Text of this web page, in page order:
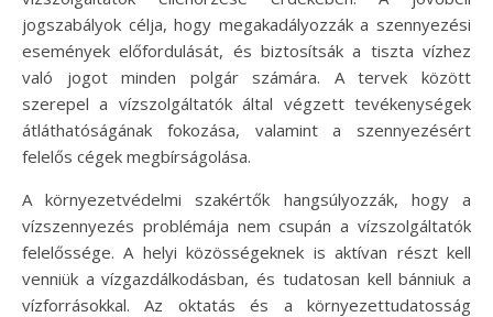
jogszabályok célja, hogy megakadályozzák a szennyezési
események előfordulását, és biztosítsák a tiszta vízhez
való jogot minden polgár számára. A tervek között
szerepel a vízszolgáltatók által végzett tevékenységek
átláthatóságának fokozása, valamint a szennyezésért
felelős cégek megbírságolása.
A környezetvédelmi szakértők hangsúlyozzák, hogy a
vízszennyezés problémája nem csupán a vízszolgáltatók
felelőssége. A helyi közösségeknek is aktívan részt kell
venniük a vízgazdálkodásban, és tudatosan kell bánniuk a
vízforrásokkal. Az oktatás és a környezettudatosság